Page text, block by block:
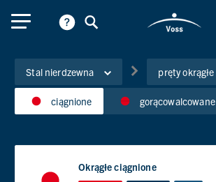
Stal nierdzewna pręty okrągłe
ciągnione gorącowalcowane
Okrągłe ciągnione